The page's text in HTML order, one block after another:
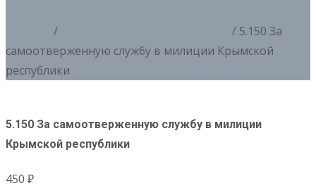
/
/ 5.150 За
самоотверженную службу в милиции Крымской
республики
5.150 За самоотверженную службу в милиции
Крымской республики
450 ₽